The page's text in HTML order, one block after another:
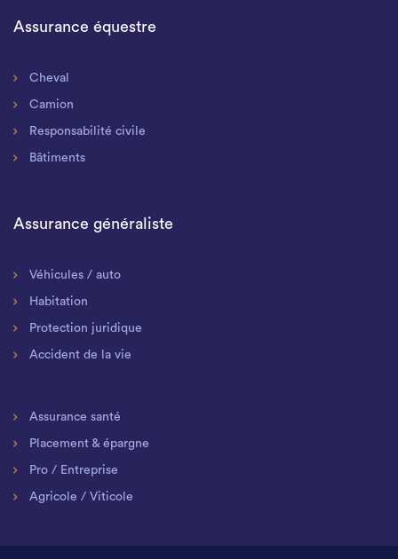
Assurance équestre
Cheval
Camion
Responsabilité civile
Bâtiments
Assurance généraliste
Véhicules / auto
Habitation
Protection juridique
Accident de la vie
Assurance santé
Placement & épargne
Pro / Entreprise
Agricole / Viticole